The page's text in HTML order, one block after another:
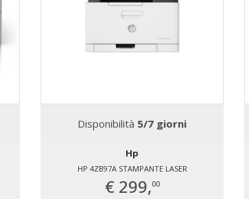
Disponibilità 5/7 giorni
Hp
HP 4ZB97A STAMPANTE LASER
€ 299,00